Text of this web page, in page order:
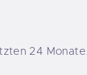
24 Monate.